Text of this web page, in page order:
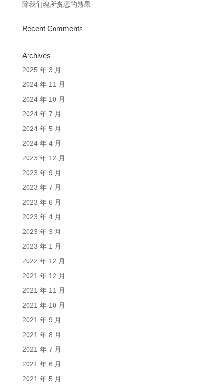
除我们魂所贪恋的熟果
Recent Comments
Archives
2025 年 3 月
2024 年 11 月
2024 年 10 月
2024 年 7 月
2024 年 5 月
2024 年 4 月
2023 年 12 月
2023 年 9 月
2023 年 7 月
2023 年 6 月
2023 年 4 月
2023 年 3 月
2023 年 1 月
2022 年 12 月
2021 年 12 月
2021 年 11 月
2021 年 10 月
2021 年 9 月
2021 年 8 月
2021 年 7 月
2021 年 6 月
2021 年 5 月